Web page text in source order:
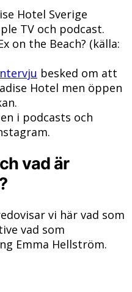
Hotel Sverige
TV och podcast.
on the Beach? (källa:
besked om att
Hotel men öppen
i podcasts och
vad är
vi här vad som
vad som
Emma Hellström.